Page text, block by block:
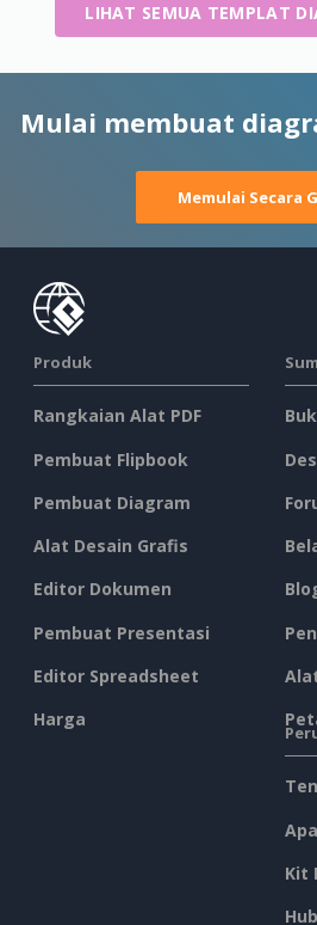
LIHAT SEMUA TEMPLAT
Mulai membuat
Memulai Secara
Produk
Rangkaian Alat PDF
Pembuat Flipbook
Pembuat Diagram
Alat Desain Grafis
Editor Dokumen
Pembuat Presentasi
Editor Spreadsheet
Harga
Kit